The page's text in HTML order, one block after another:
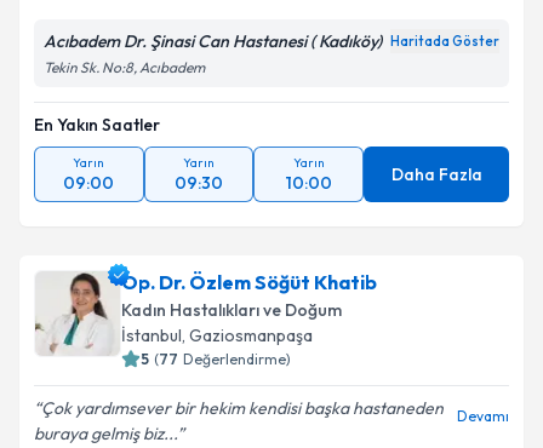
Acıbadem Dr. Şinasi Can Hastanesi ( Kadıköy) Haritada Göster
Tekin Sk. No:8, Acıbadem
En Yakın Saatler
Yarın
09:00
Yarın
09:30
Yarın
10:00 Daha Fazla
Op. Dr. Özlem Söğüt Khatib
Kadın Hastalıkları ve Doğum
İstanbul, Gaziosmanpaşa
5 (77 Değerlendirme)
Çok yardımsever bir hekim kendisi başka hastaneden
buraya gelmiş biz...
Devamı